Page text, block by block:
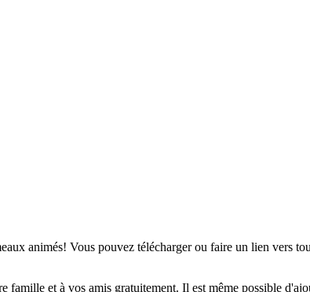
animés! Vous pouvez télécharger ou faire un lien vers
et à vos amis gratuitement. Il est même possible